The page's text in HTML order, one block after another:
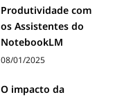
Produtividade com
os Assistentes do
NotebookLM
08/01/2025
O impacto da